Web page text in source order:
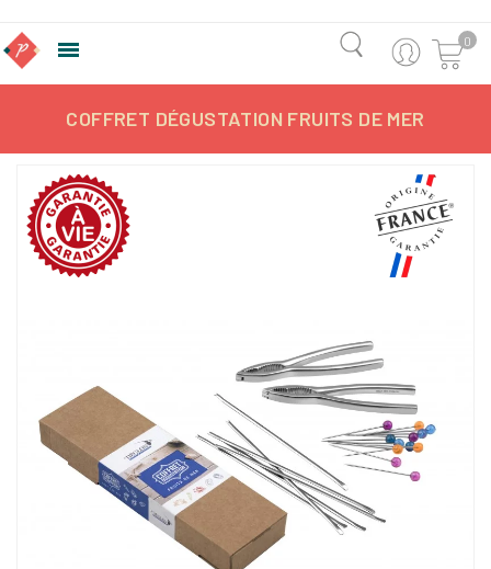
 0
COFFRET DÉGUSTATION FRUITS DE MER